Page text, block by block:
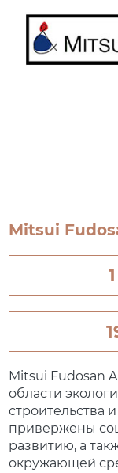
Mitsui
1
Mitsui Fudosan
области
строительства
привержены
развитию, а
окружающей